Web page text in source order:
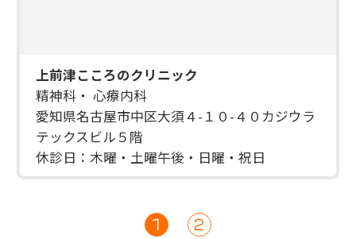
上前津こころのクリニック
精神科・ 心療内科
愛知県名古屋市中区大須４-１０-４０カジウラ
テックスビル５階
休診日：木曜・土曜午後・日曜・祝日
1 2